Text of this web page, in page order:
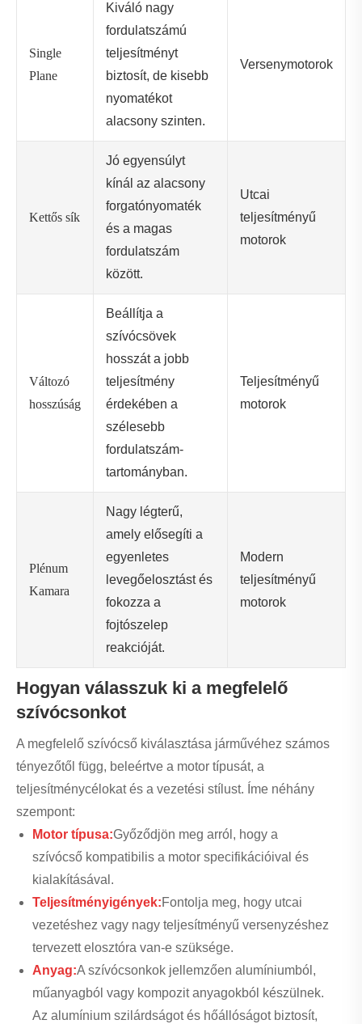
Single
Plane
Kiváló nagy
fordulatszámú
teljesítményt
biztosít, de kisebb
nyomatékot
alacsony szinten.
Versenymotorok
Kettős sík
Jó egyensúlyt
kínál az alacsony
forgatónyomaték
és a magas
fordulatszám
között.
Utcai
teljesítményű
motorok
Változó
hosszúság
Beállítja a
szívócsövek
hosszát a jobb
teljesítmény
érdekében a
szélesebb
fordulatszám-
tartományban.
Teljesítményű
motorok
Plénum
Kamara
Nagy légterű,
amely elősegíti a
egyenletes
levegőelosztást és
fokozza a
fojtószelep
reakcióját.
Modern
teljesítményű
motorok
Hogyan válasszuk ki a megfelelő
szívócsonkot
A megfelelő szívócső kiválasztása járművéhez számos
tényezőtől függ, beleértve a motor típusát, a
teljesítménycélokat és a vezetési stílust. Íme néhány
szempont:
Motor típusa:Győződjön meg arról, hogy a
szívócső kompatibilis a motor specifikációival és
kialakításával.
Teljesítményigények:Fontolja meg, hogy utcai
vezetéshez vagy nagy teljesítményű versenyzéshez
tervezett elosztóra van-e szüksége.
Anyag:A szívócsonkok jellemzően alumíniumból,
műanyagból vagy kompozit anyagokból készülnek.
Az alumínium szilárdságot és hőállóságot biztosít,